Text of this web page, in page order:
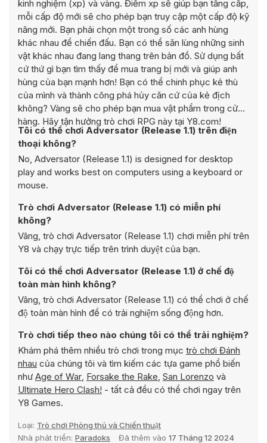
kinh nghiệm (xp) và vàng. Điểm xp sẽ giúp bạn tăng cấp,
mỗi cấp độ mới sẽ cho phép bạn truy cập một cấp độ kỹ
năng mới. Bạn phải chọn một trong số các anh hùng
khác nhau để chiến đấu. Bạn có thể săn lùng những sinh
vật khác nhau đang lang thang trên bản đồ. Sử dụng bất
cứ thứ gì bạn tìm thấy để mua trang bị mới và giúp anh
hùng của bạn mạnh hơn! Bạn có thể chinh phục kẻ thù
của mình và thành công phá hủy căn cứ của kẻ địch
không? Vàng sẽ cho phép bạn mua vật phẩm trong cửa
hàng. Hãy tận hưởng trò chơi RPG này tại Y8.com!
Tôi có thể chơi Adversator (Release 1.1) trên điện
thoại không?
No, Adversator (Release 1.1) is designed for desktop
play and works best on computers using a keyboard or
mouse.
Trò chơi Adversator (Release 1.1) có miễn phí
không?
Vâng, trò chơi Adversator (Release 1.1) chơi miễn phí trên
Y8 và chạy trực tiếp trên trình duyệt của bạn.
Tôi có thể chơi Adversator (Release 1.1) ở chế độ
toàn màn hình không?
Vâng, trò chơi Adversator (Release 1.1) có thể chơi ở chế
độ toàn màn hình để có trải nghiệm sống động hơn.
Trò chơi tiếp theo nào chúng tôi có thể trải nghiệm?
Khám phá thêm nhiều trò chơi trong mục trò chơi Đánh
nhau của chúng tôi và tìm kiếm các tựa game phổ biến
như Age of War, Forsake the Rake, San Lorenzo và
Ultimate Hero Clash! - tất cả đều có thể chơi ngay trên
Y8 Games.
Loại: Trò chơi Phòng thủ và Chiến thuật
Nhà phát triển: Paradoks Đã thêm vào 17 Tháng 12 2024